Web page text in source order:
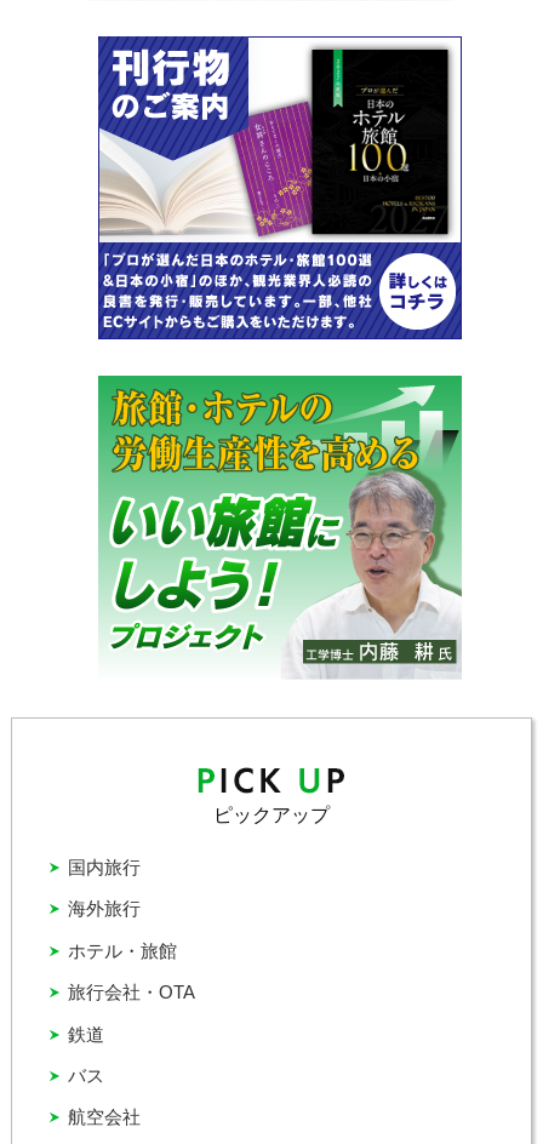
ピックアップ
バス
ホテル・旅館
国内旅行
旅行会社・OTA
海外旅行
航空会社
鉄道